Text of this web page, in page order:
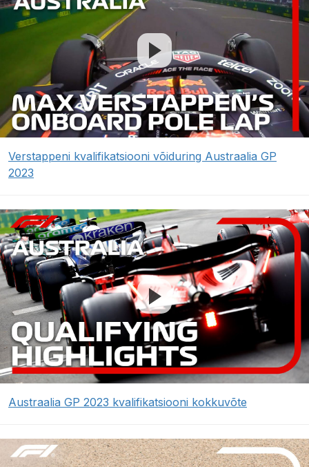
Verstappeni kvalifikatsiooni võiduring Austraalia GP
2023
Austraalia GP 2023 kvalifikatsiooni kokkuvõte